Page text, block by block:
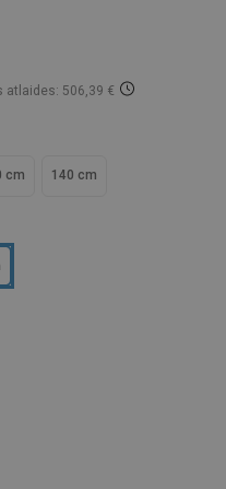
atlaides: 506,39 €
cm 140 cm